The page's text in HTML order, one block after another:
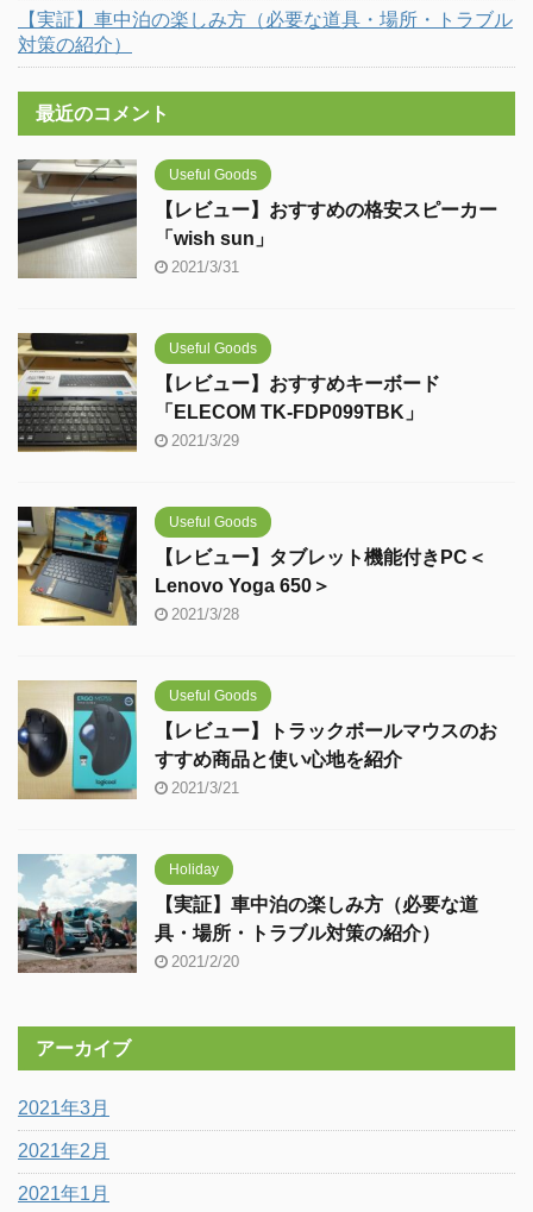
【実証】車中泊の楽しみ方（必要な道具・場所・トラブル
対策の紹介）
最近のコメント
Useful Goods
【レビュー】おすすめの格安スピーカー
「wish sun」
2021/3/31
Useful Goods
【レビュー】おすすめキーボード
「ELECOM TK-FDP099TBK」
2021/3/29
Useful Goods
【レビュー】タブレット機能付きPC＜
Lenovo Yoga 650＞
2021/3/28
Useful Goods
【レビュー】トラックボールマウスのお
すすめ商品と使い心地を紹介
2021/3/21
Holiday
【実証】車中泊の楽しみ方（必要な道
具・場所・トラブル対策の紹介）
2021/2/20
アーカイブ
2021年3月
2021年2月
2021年1月